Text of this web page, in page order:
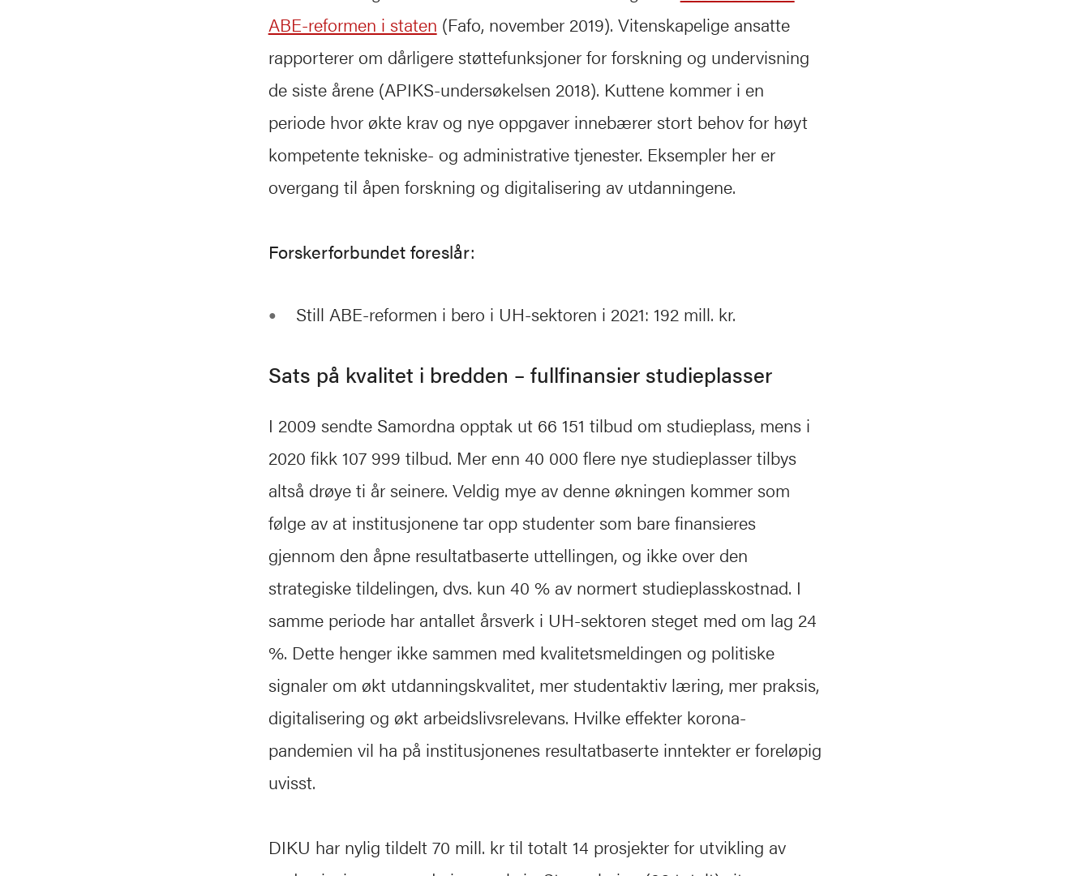
ABE-reformen i staten (Fafo, november 2019). Vitenskapelige ansatte
rapporterer om dårligere støttefunksjoner for forskning og undervisning
de siste årene (APIKS-undersøkelsen 2018). Kuttene kommer i en
periode hvor økte krav og nye oppgaver innebærer stort behov for høyt
kompetente tekniske- og administrative tjenester. Eksempler her er
overgang til åpen forskning og digitalisering av utdanningene.
Forskerforbundet foreslår:
Still ABE-reformen i bero i UH-sektoren i 2021: 192 mill. kr.
Sats på kvalitet i bredden – fullfinansier studieplasser
I 2009 sendte Samordna opptak ut 66 151 tilbud om studieplass, mens i
2020 fikk 107 999 tilbud. Mer enn 40 000 flere nye studieplasser tilbys
altså drøye ti år seinere. Veldig mye av denne økningen kommer som
følge av at institusjonene tar opp studenter som bare finansieres
gjennom den åpne resultatbaserte uttellingen, og ikke over den
strategiske tildelingen, dvs. kun 40 % av normert studieplasskostnad. I
samme periode har antallet årsverk i UH-sektoren steget med om lag 24
%. Dette henger ikke sammen med kvalitetsmeldingen og politiske
signaler om økt utdanningskvalitet, mer studentaktiv læring, mer praksis,
digitalisering og økt arbeidslivsrelevans. Hvilke effekter korona-
pandemien vil ha på institusjonenes resultatbaserte inntekter er foreløpig
uvisst.
DIKU har nylig tildelt 70 mill. kr til totalt 14 prosjekter for utvikling av